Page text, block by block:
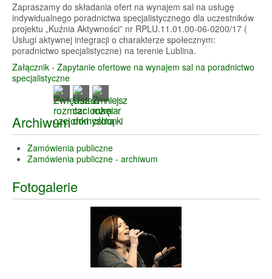
Zapraszamy do składania ofert na wynajem sal na usługę
indywidualnego poradnictwa specjalistycznego dla uczestników
projektu „Kuźnia Aktywności” nr RPLU.11.01.00-06-0200/17 (
Usługi aktywnej integracji o charakterze społecznym:
poradnictwo specjalistyczne) na terenie Lublina.
Załącznik - Zapytanie ofertowe na wynajem sal na poradnictwo
specjalistyczne
Archiwum
Zamówienia publiczne
Zamówienia publiczne - archiwum
Fotogalerie